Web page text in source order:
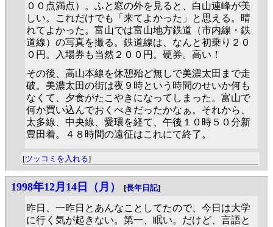
００点満点）。ふと窓の外を見ると、白山連峰が美
しい。これだけでも「来てよかった」と思える。晴
れてよかった。富山では富山地方鉄道（市内線・鉄
道線）の写真を撮る。鉄道線は、なんと初乗り２０
０円。入場券も当然２００円。硬券。高い！
その後、高山本線を休憩殆ど無しで美濃太田まで走
破。美濃太田の街は夜９時という時間のせいか何も
なくて、夕食がたこやきになってしまった。富山で
何か買い込んでおくべきだったかなぁ。それから、
太多線、中央線、愛環を経て、午後１０時５０分新
豊田着。４８時間の遠征はこれにて終了。
[ツッコミを入れる]
1998年12月14日（月） [長年日記]
昨日、一昨日とあんなことしてたので、今日は大学
に行く気が起きない。第一、眠い。だけど、言語と